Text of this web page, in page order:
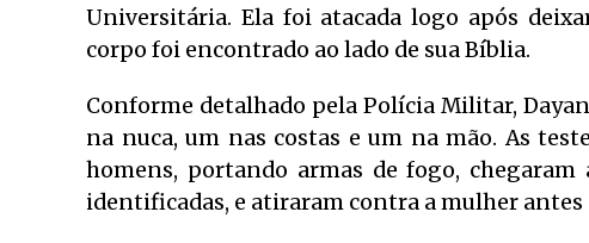
Universitária. Ela foi atacada logo após
corpo foi encontrado ao lado de sua Bíblia.
Conforme detalhado pela Polícia Militar,
na nuca, um nas costas e um na mão. As
homens, portando armas de fogo,
identificadas, e atiraram contra a mulher